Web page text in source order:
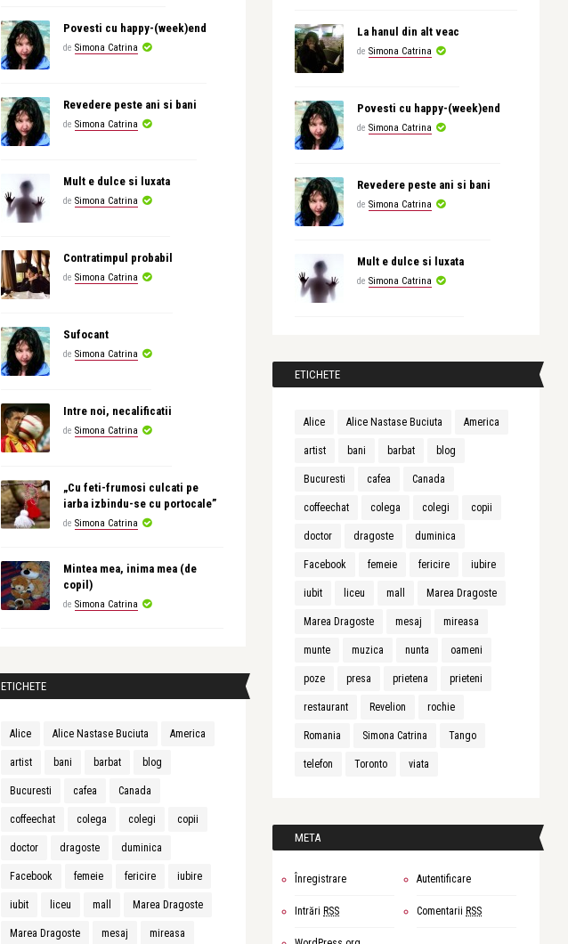
Povesti cu happy-(week)end
de Simona Catrina
Revedere peste ani si bani
de Simona Catrina
Mult e dulce si luxata
de Simona Catrina
Contratimpul probabil
de Simona Catrina
Sufocant
de Simona Catrina
Intre noi, necalificatii
de Simona Catrina
„Cu feti-frumosi culcati pe
iarba izbindu-se cu portocale”
de Simona Catrina
Mintea mea, inima mea (de
copil)
de Simona Catrina
ETICHETE
Alice Alice Nastase Buciuta America
artist bani barbat blog
Bucuresti cafea Canada
coffeechat colega colegi copii
doctor dragoste duminica
Facebook femeie fericire iubire
iubit liceu mall Marea Dragoste
Marea Dragoste mesaj mireasa
La hanul din alt veac
de Simona Catrina
Povesti cu happy-(week)end
de Simona Catrina
Revedere peste ani si bani
de Simona Catrina
Mult e dulce si luxata
de Simona Catrina
ETICHETE
Alice Alice Nastase Buciuta America
artist bani barbat blog
Bucuresti cafea Canada
coffeechat colega colegi copii
doctor dragoste duminica
Facebook femeie fericire iubire
iubit liceu mall Marea Dragoste
Marea Dragoste mesaj mireasa
munte muzica nunta oameni
poze presa prietena prieteni
restaurant Revelion rochie
Romania Simona Catrina Tango
telefon Toronto viata
META
Înregistrare Autentificare
Intrări RSS Comentarii RSS